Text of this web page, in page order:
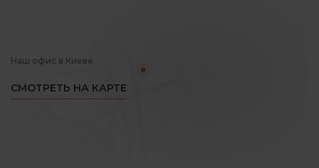
Наш офис в Киеве
СМОТРЕТЬ НА КАРТЕ